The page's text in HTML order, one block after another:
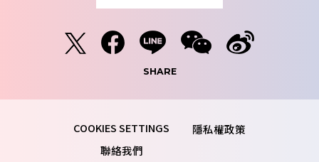
SHARE
隱私權政策
聯絡我們